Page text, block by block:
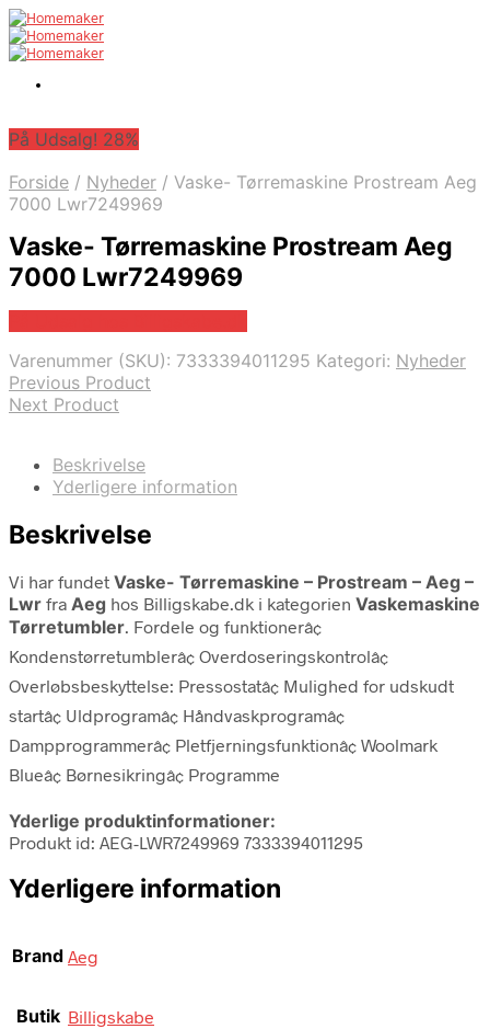
På Udsalg! 28%
Forside / Nyheder / Vaske- Tørremaskine Prostream Aeg
7000 Lwr7249969
Vaske- Tørremaskine Prostream Aeg
7000 Lwr7249969
Varenummer (SKU): 7333394011295 Kategori: Nyheder
Previous Product
Next Product
Beskrivelse
Yderligere information
Beskrivelse
Vi har fundet Vaske- Tørremaskine – Prostream – Aeg –
Lwr fra Aeg hos Billigskabe.dk i kategorien Vaskemaskine
Tørretumbler. Fordele og funktionerâ¢
Kondenstørretumblerâ¢ Overdoseringskontrolâ¢
Overløbsbeskyttelse: Pressostatâ¢ Mulighed for udskudt
startâ¢ Uldprogramâ¢ Håndvaskprogramâ¢
Dampprogrammerâ¢ Pletfjerningsfunktionâ¢ Woolmark
Blueâ¢ Børnesikringâ¢ Programme
Yderlige produktinformationer:
Produkt id: AEG-LWR7249969 7333394011295
Yderligere information
Brand Aeg
Butik Billigskabe